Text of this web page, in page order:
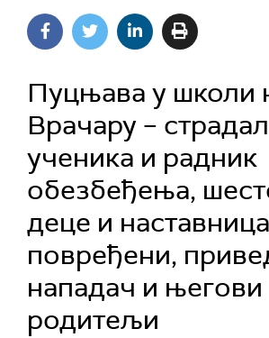
Пуцњава у школи
Врачару –
ученика и радник
обезбеђења,
деце и наставница
повређени,
нападач и његови
родитељи